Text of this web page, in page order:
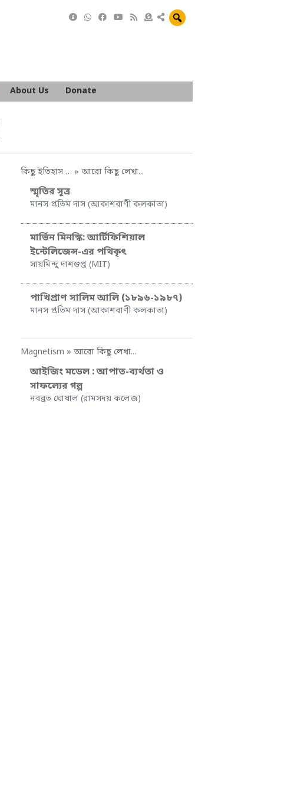
About Us Donate
কিছু ইতিহাস … » আরো কিছু লেখা...
স্মৃতির সূত্র
মানস প্রতিম দাস (আকাশবাণী কলকাতা)
মার্ভিন মিনস্কি: আর্টিফিশিয়াল
ইন্টেলিজেন্স-এর পথিকৃৎ
সায়মিন্দু দাশগুপ্ত (MIT)
পাখিপ্রাণ সালিম আলি (১৮৯৬-১৯৮৭)
মানস প্রতিম দাস (আকাশবাণী কলকাতা)
Magnetism » আরো কিছু লেখা...
আইজিং মডেল : আপাত-ব্যর্থতা ও
সাফল্যের গল্প
নবব্রত ঘোষাল (রামসদয় কলেজ)